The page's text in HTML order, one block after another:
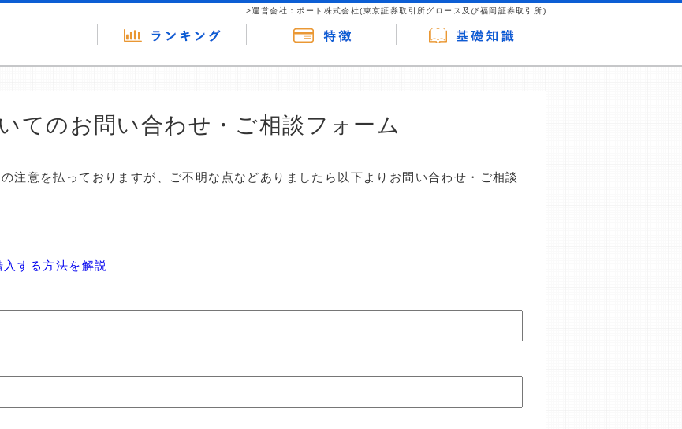
>運営会社：ポート株式会社(東京証券取引所グロース及び福岡証券取引所)
てのお問い合わせ・ご相談フォーム
注意を払っておりますが、ご不明な点などありましたら以下よりお問い合わせ・ご相談
する方法を解説